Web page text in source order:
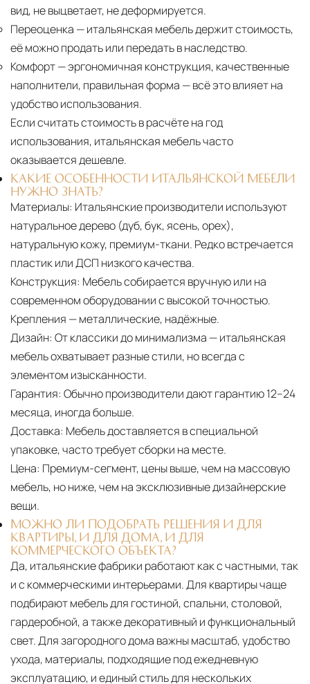
вид, не выцветает, не деформируется.
Переоценка — итальянская мебель держит стоимость,
её можно продать или передать в наследство.
Комфорт— эргономичная конструкция, качественные
наполнители, правильная форма — всё это влияет на
удобство использования.
Если считать стоимость в расчёте на год
использования, итальянская мебель часто
оказывается дешевле.
КАКИЕ ОСОБЕННОСТИ ИТАЛЬЯНСКОЙ МЕБЕЛИ
НУЖНО ЗНАТЬ?
Материалы: Итальянские производители используют
натуральное дерево (дуб, бук, ясень, орех),
натуральную кожу, премиум-ткани. Редко встречается
пластик или ДСП низкого качества.
Конструкция: Мебель собирается вручную или на
современном оборудовании с высокой точностью.
Крепления — металлические, надёжные.
Дизайн: От классики до минимализма — итальянская
мебель охватывает разные стили, но всегда с
элементом изысканности.
Гарантия: Обычно производители дают гарантию 12–24
месяца, иногда больше.
Доставка: Мебель доставляется в специальной
упаковке, часто требует сборки на месте.
Цена: Премиум-сегмент, цены выше, чем на массовую
мебель, но ниже, чем на эксклюзивные дизайнерские
вещи.
МОЖНО ЛИ ПОДОБРАТЬ РЕШЕНИЯ И ДЛЯ
КВАРТИРЫ, И ДЛЯ ДОМА, И ДЛЯ
КОММЕРЧЕСКОГО ОБЪЕКТА?
Да, итальянские фабрики работают как с частными, так
и с коммерческими интерьерами. Для квартиры чаще
подбирают мебель для гостиной, спальни, столовой,
гардеробной, а также декоративный и функциональный
свет. Для загородного дома важны масштаб, удобство
ухода, материалы, подходящие под ежедневную
эксплуатацию, и единый стиль для нескольких